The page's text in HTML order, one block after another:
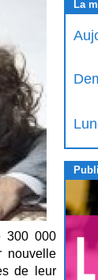
300 000
nouvelle
de leur
La